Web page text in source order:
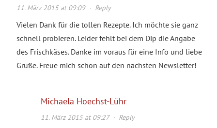
11. März 2015 at 09:09· Reply
Vielen Dank für die tollen Rezepte. Ich möchte sie ganz
schnell probieren. Leider fehlt bei dem Dip die Angabe
des Frischkäses. Danke im voraus für eine Info und liebe
Grüße. Freue mich schon auf den nächsten Newsletter!
Michaela Hoechst-Lühr
11. März 2015 at 09:27· Reply